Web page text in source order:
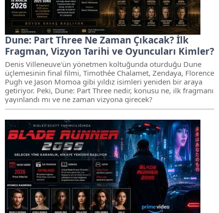
Dune: Part Three Ne Zaman Çıkacak? İlk
Fragman, Vizyon Tarihi ve Oyuncuları Kimler?
Denis Villeneuve'ün yönetmen koltuğunda oturduğu Dune
üçlemesinin final filmi, Timothée Chalamet, Zendaya, Florence
Pugh ve Jason Momoa gibi yıldız isimleri yeniden bir araya
getiriyor. Peki, Dune: Part Three nedir, konusu ne, ilk fragmanı
yayınlandı mı ve ne zaman vizyona girecek?